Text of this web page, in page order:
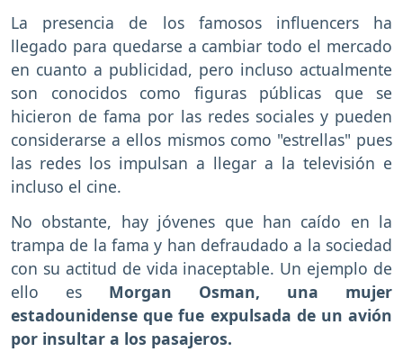
La presencia de los famosos influencers ha
llegado para quedarse a cambiar todo el mercado
en cuanto a publicidad, pero incluso actualmente
son conocidos como figuras públicas que se
hicieron de fama por las redes sociales y pueden
considerarse a ellos mismos como "estrellas" pues
las redes los impulsan a llegar a la televisión e
incluso el cine.
No obstante, hay jóvenes que han caído en la
trampa de la fama y han defraudado a la sociedad
con su actitud de vida inaceptable. Un ejemplo de
ello es Morgan Osman, una mujer
estadounidense que fue expulsada de un avión
por insultar a los pasajeros.